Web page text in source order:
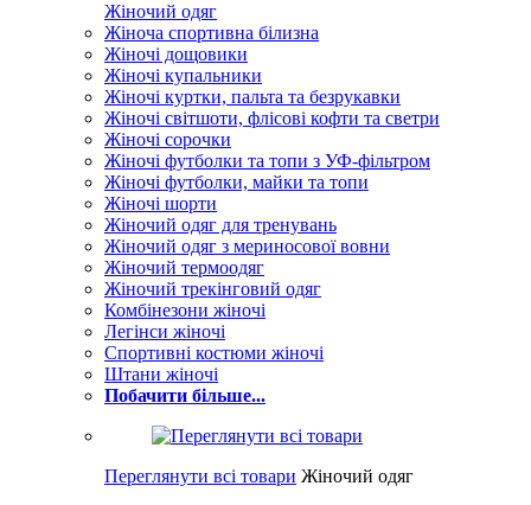
Жіночий одяг
Жіноча спортивна білизна
Жіночі дощовики
Жіночі купальники
Жіночі куртки, пальта та безрукавки
Жіночі світшоти, флісові кофти та светри
Жіночі сорочки
Жіночі футболки та топи з УФ-фільтром
Жіночі футболки, майки та топи
Жіночі шорти
Жіночий одяг для тренувань
Жіночий одяг з мериносової вовни
Жіночий термоодяг
Жіночий трекінговий одяг
Комбінезони жіночі
Легінси жіночі
Спортивні костюми жіночі
Штани жіночі
Побачити більше...
Переглянути всі товари Жіночий одяг